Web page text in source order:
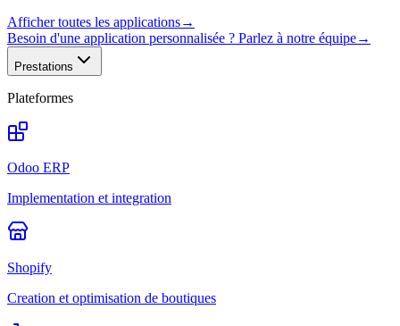
Afficher toutes les applications→
Besoin d'une application personnalisée ? Parlez à notre équipe→
Prestations
Plateformes
Odoo ERP
Implementation et integration
Shopify
Creation et optimisation de boutiques